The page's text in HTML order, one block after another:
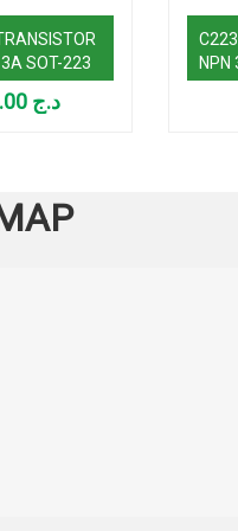
SOT-223
د.ج 85.00
NPN